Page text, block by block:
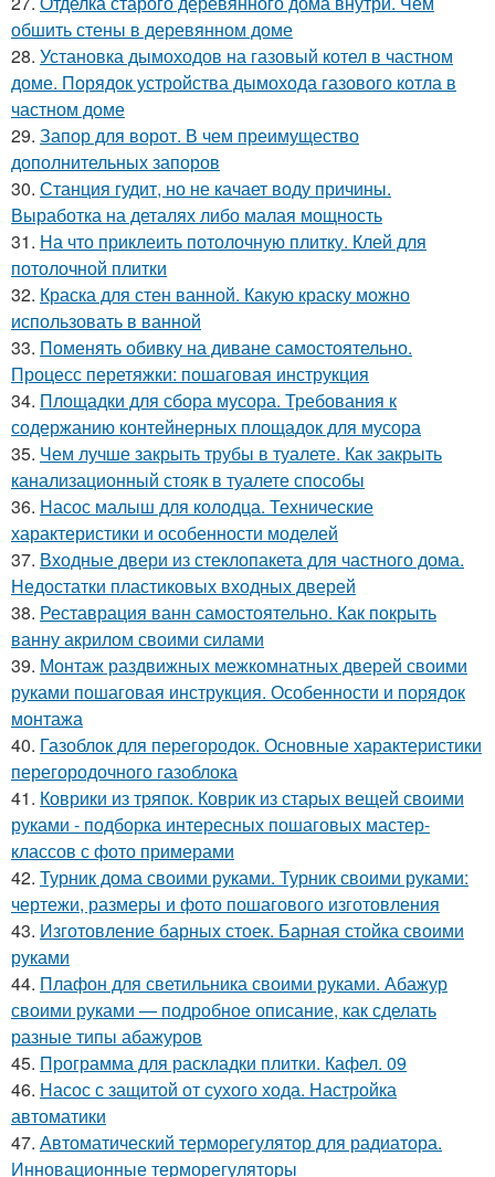
обшить стены в деревянном доме
28. Установка дымоходов на газовый котел в частном
доме. Порядок устройства дымохода газового котла в
частном доме
29. Запор для ворот. В чем преимущество
дополнительных запоров
30. Станция гудит, но не качает воду причины.
Выработка на деталях либо малая мощность
31. На что приклеить потолочную плитку. Клей для
потолочной плитки
32. Краска для стен ванной. Какую краску можно
использовать в ванной
33. Поменять обивку на диване самостоятельно.
Процесс перетяжки: пошаговая инструкция
34. Площадки для сбора мусора. Требования к
содержанию контейнерных площадок для мусора
35. Чем лучше закрыть трубы в туалете. Как закрыть
канализационный стояк в туалете способы
36. Насос малыш для колодца. Технические
характеристики и особенности моделей
37. Входные двери из стеклопакета для частного дома.
Недостатки пластиковых входных дверей
38. Реставрация ванн самостоятельно. Как покрыть
ванну акрилом своими силами
39. Монтаж раздвижных межкомнатных дверей своими
руками пошаговая инструкция. Особенности и порядок
монтажа
40. Газоблок для перегородок. Основные характеристики
перегородочного газоблока
41. Коврики из тряпок. Коврик из старых вещей своими
руками - подборка интересных пошаговых мастер-
классов с фото примерами
42. Турник дома своими руками. Турник своими руками:
чертежи, размеры и фото пошагового изготовления
43. Изготовление барных стоек. Барная стойка своими
руками
44. Плафон для светильника своими руками. Абажур
своими руками — подробное описание, как сделать
разные типы абажуров
45. Программа для раскладки плитки. Кафел. 09
46. Насос с защитой от сухого хода. Настройка
автоматики
47. Автоматический терморегулятор для радиатора.
Инновационные терморегуляторы